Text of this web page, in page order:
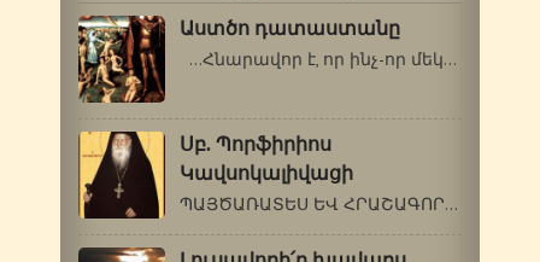
Աստծո դատաստանը
…Հնարավոր է, որ ինչ-որ մեկի մեջ…
Սբ. Պորֆիրիոս
Կավսոկալիվացի
ՊԱՅԾԱՌԱՏԵՍ ԵՎ ՀՐԱՇԱԳՈՐԾ Դեկտեմբերի…